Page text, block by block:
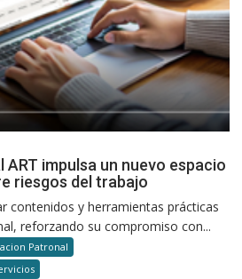
impulsa un nuevo espacio
riesgos del trabajo
contenidos y herramientas prácticas
reforzando su compromiso con...
Patronal